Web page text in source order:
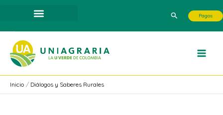
contenido
Buscar Pagos
Inicio Diálogos y Saberes Rurales